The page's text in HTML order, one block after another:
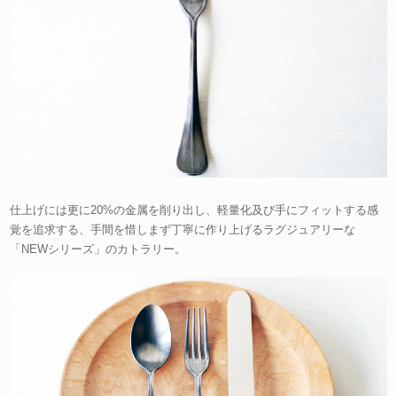
仕上げには更に20%の金属を削り出し、軽量化及び手にフィットする感
覚を追求する、手間を惜しまず丁寧に作り上げるラグジュアリーな
「NEWシリーズ」のカトラリー。